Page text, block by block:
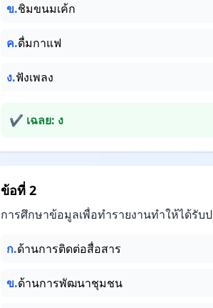
ข.ชิมขนมเค้ก
ค.ดื่มกาแฟ
ง.ฟังเพลง
✔ เฉลย: ง
ข้อที่ 2
การศึกษาข้อมูลเพื่อทำรายงานทำให้ได้รั
ก.ด้านการติดต่อสื่อสาร
ข.ด้านการพัฒนาชุมชน